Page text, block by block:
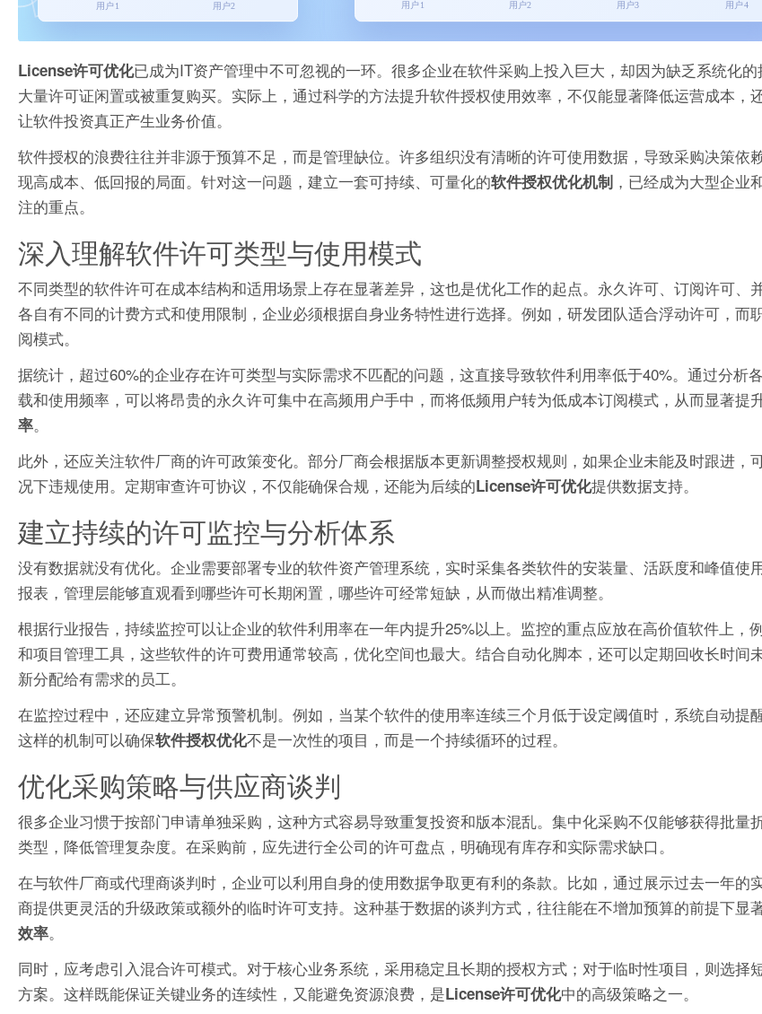
License许可优化已成为IT资产管理中不可忽视的一环。很多企业在软件采购上投入巨大，却因为缺乏系统化
大量许可证闲置或被重复购买。实际上，通过科学的方法提升软件授权使用效率，不仅能显著降低运营成本，
让软件投资真正产生业务价值。
软件授权的浪费往往并非源于预算不足，而是管理缺位。许多组织没有清晰的许可使用数据，导致采购决策依
现高成本、低回报的局面。针对这一问题，建立一套可持续、可量化的软件授权优化机制 ，已经成为大型企业
注的重点。
深入理解软件许可类型与使用模式
不同类型的软件许可在成本结构和适用场景上存在显著差异，这也是优化工作的起点。永久许可、订阅许可、
各自有不同的计费方式和使用限制，企业必须根据自身业务特性进行选择。例如，研发团队适合浮动许可，而
阅模式。
据统计，超过60%的企业存在许可类型与实际需求不匹配的问题，这直接导致软件利用率低于40%。通过分析
载和使用频率，可以将昂贵的永久许可集中在高频用户手中，而将低频用户转为低成本订阅模式，从而显著提
率。
此外，还应关注软件厂商的许可政策变化。部分厂商会根据版本更新调整授权规则，如果企业未能及时跟进，
况下违规使用。定期审查许可协议，不仅能确保合规，还能为后续的License许可优化提供数据支持。
建立持续的许可监控与分析体系
没有数据就没有优化。企业需要部署专业的软件资产管理系统，实时采集各类软件的安装量、活跃度和峰值使
报表，管理层能够直观看到哪些许可长期闲置，哪些许可经常短缺，从而做出精准调整。
根据行业报告，持续监控可以让企业的软件利用率在一年内提升25%以上。监控的重点应放在高价值软件上，
和项目管理工具，这些软件的许可费用通常较高，优化空间也最大。结合自动化脚本，还可以定期回收长时间
新分配给有需求的员工。
在监控过程中，还应建立异常预警机制。例如，当某个软件的使用率连续三个月低于设定阈值时，系统自动提
这样的机制可以确保软件授权优化不是一次性的项目，而是一个持续循环的过程。
优化采购策略与供应商谈判
很多企业习惯于按部门申请单独采购，这种方式容易导致重复投资和版本混乱。集中化采购不仅能够获得批量
类型，降低管理复杂度。在采购前，应先进行全公司的许可盘点，明确现有库存和实际需求缺口。
在与软件厂商或代理商谈判时，企业可以利用自身的使用数据争取更有利的条款。比如，通过展示过去一年的
商提供更灵活的升级政策或额外的临时许可支持。这种基于数据的谈判方式，往往能在不增加预算的前提下显
效率。
同时，应考虑引入混合许可模式。对于核心业务系统，采用稳定且长期的授权方式；对于临时性项目，则选择
方案。这样既能保证关键业务的连续性，又能避免资源浪费，是License许可优化中的高级策略之一。